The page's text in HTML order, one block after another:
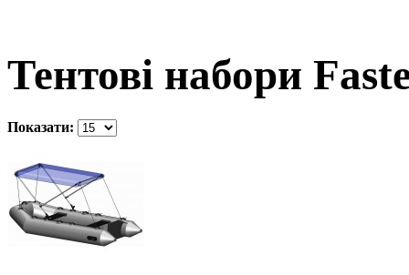
Тентові набори
Показати: